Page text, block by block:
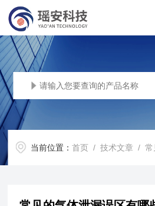
当前位置：首页 /技术文章 / 常见